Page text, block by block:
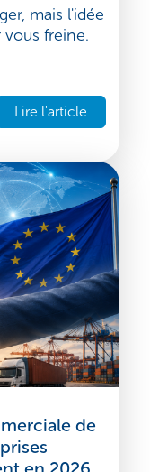
:
de
ou
mais l'idée
vous freine.
Lire l'article